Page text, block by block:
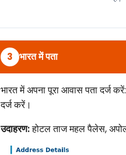
3 भारत में पता
भारत में अपना पूरा आवास पता दर्ज
दर्ज करें।
उदाहरण:होटल ताज महल पैलेस,